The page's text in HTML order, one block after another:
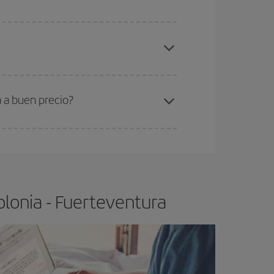
Fuerteventura-dest
buen precio?
- Fuerteventura